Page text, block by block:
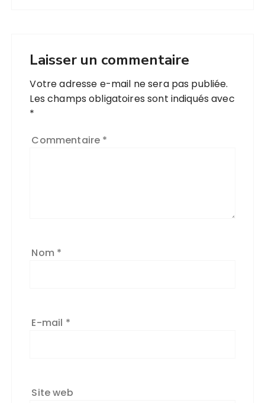
Laisser un commentaire
Votre adresse e-mail ne sera pas publiée.
Les champs obligatoires sont indiqués avec
*
Commentaire *
Nom *
E-mail *
Site web